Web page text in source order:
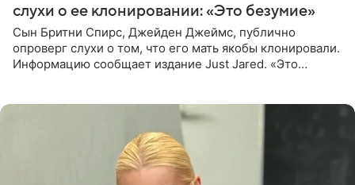
слухи о ее клонировании: «Это безумие»
Сын Бритни Спирс, Джейден Джеймс, публично
опроверг слухи о том, что его мать якобы клонировали.
Информацию сообщает издание Just Jared. «Это